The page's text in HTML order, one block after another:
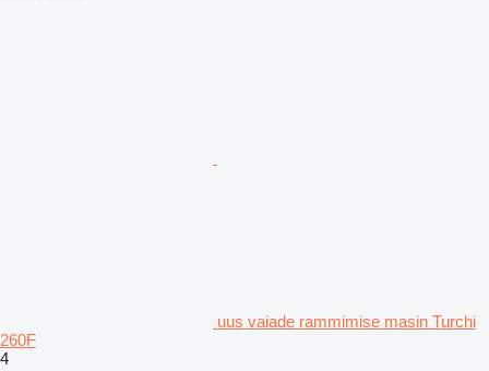
uus vaiade rammimise masin Turchi
260F
4